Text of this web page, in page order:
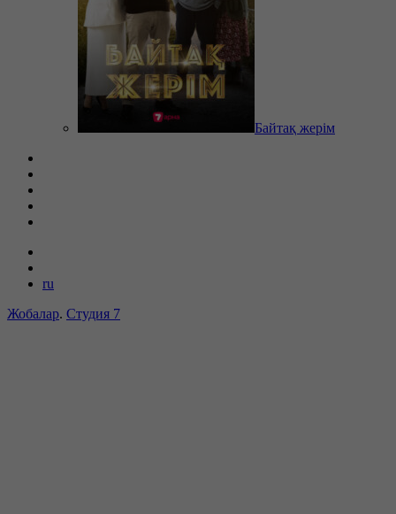
Байтақ жерім
ru
Жобалар. Студия 7